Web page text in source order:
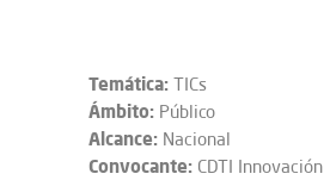
Temática: TICs
Ámbito: Público
Alcance: Nacional
Convocante: CDTI Innovación